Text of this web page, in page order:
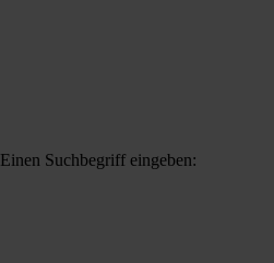
Einen Suchbegriff eingeben: